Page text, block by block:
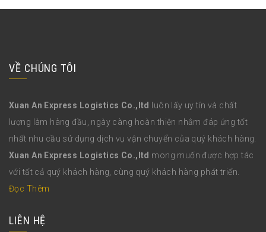
VỀ CHÚNG TÔI
Xuan An Express Logistics Co.,ltd luôn lấy uy tín và chất
lượng làm hàng đầu, ngày càng hoàn thiện nhằm đáp ứng tốt
nhất nhu cầu sử dụng dịch vụ vận chuyển của quý khách hàng.
Xuan An Express Logistics Co.,ltd mong muốn được hợp tác
với tất cả quý khách hàng, cùng quý khách hàng phát triển.
Đọc Thêm
LIÊN HỆ